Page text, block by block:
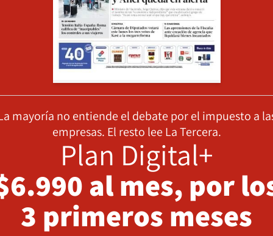
mayoría no entiende el debate por el impuesto a
empresas. El resto lee La Tercera.
Plan Digital+
al mes, por
3 primeros meses